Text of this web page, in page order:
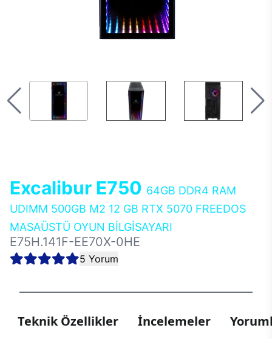
Excalibur E750 64GB DDR4 RAM
UDIMM 500GB M2 12 GB RTX 5070 FREEDOS
MASAÜSTÜ OYUN BİLGİSAYARI
E75H.141F-EE70X-0HE
5 Yorum
Teknik Özellikler İncelemeler